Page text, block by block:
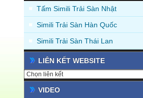
Tấm Simili Trải Sàn Nhật
Simili Trải Sàn Hàn Quốc
Simili Trải Sàn Thái Lan
LIÊN KẾT WEBSITE
VIDEO